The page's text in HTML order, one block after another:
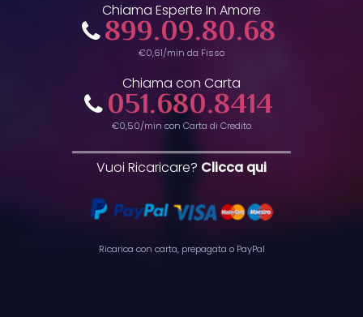
Chiama Esperte In Amore
899.09.80.68
€0,61/min da Fisso
Chiama con Carta
051.680.8414
€0,50/min con Carta di Credito
Vuoi Ricaricare? Clicca qui
Ricarica con carta, prepagata o PayPal